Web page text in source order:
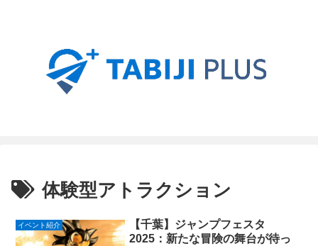
体験型アトラクション
イベント紹介
【千葉】ジャンプフェスタ
2025：新たな冒険の舞台が待っ